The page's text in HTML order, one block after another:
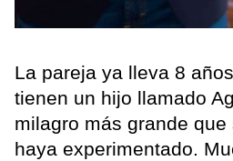
La pareja ya lleva 8
tienen un hijo llamado
milagro más grande que
haya experimentado.